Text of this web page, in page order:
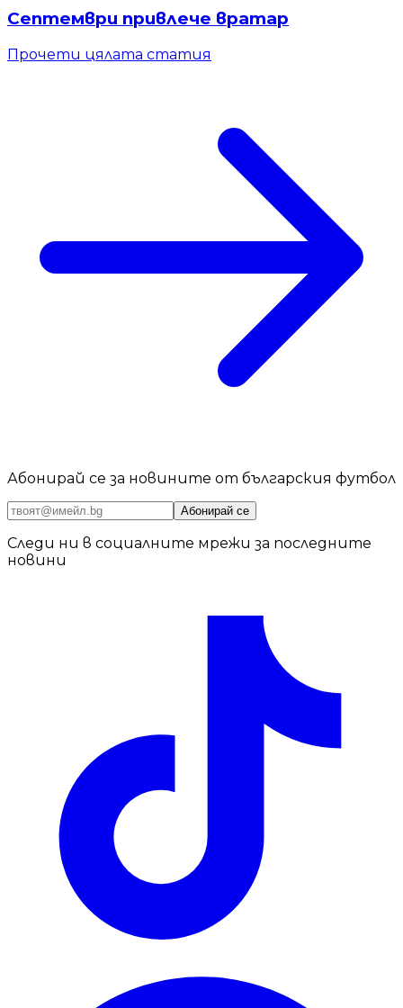
Септември привлече вратар
Прочети цялата статия
Абонирай се за новините от българския футбол
Абонирай се
Следи ни в социалните мрежи за последните
новини